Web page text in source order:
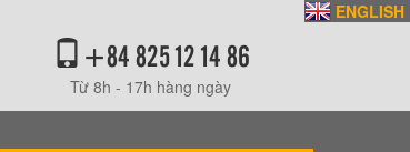
+84 825 12 14 86
Từ 8h - 17h hàng ngày
ENGLISH